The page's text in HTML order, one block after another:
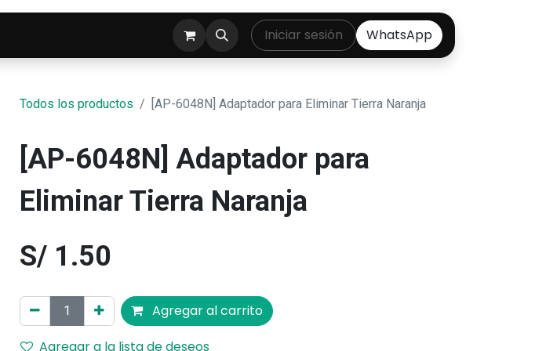
Contáctenos Iniciar sesión WhatsApp
Todos los productos [AP-6048N] Adaptador para Eliminar Tierra Naranja
[AP-6048N] Adaptador para
Eliminar Tierra Naranja
S/ 1.50
Agregar al carrito
Agregar a la lista de deseos